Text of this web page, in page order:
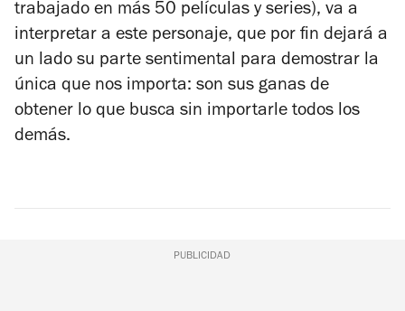
trabajado en más 50 películas y series), va a
interpretar a este personaje, que por fin dejará a
un lado su parte sentimental para demostrar la
única que nos importa: son sus ganas de
obtener lo que busca sin importarle todos los
demás.
PUBLICIDAD